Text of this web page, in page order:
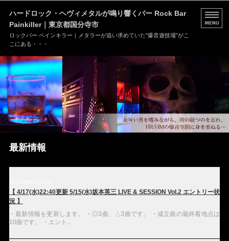
ハードロック・ヘヴィメタルが鳴り響くバー Rock Bar
Painkiller｜東京都国分寺市
ロックバー ペインキラー｜メタラーが追い求めていた”爆音遊技場”がこ
こにある・・・
HOME
MENU
店舗情報
ブログ
お問い合わせ
最新情報
【 4/17(水)22:40更新 5/15(水)坂本英三 LIVE & SESSION Vol.2 エントリー状
況 】
・最新情報を更新します。 ・◎3曲、△3曲です。 ・成立曲の最終着地点は
10曲です。 ・エント...